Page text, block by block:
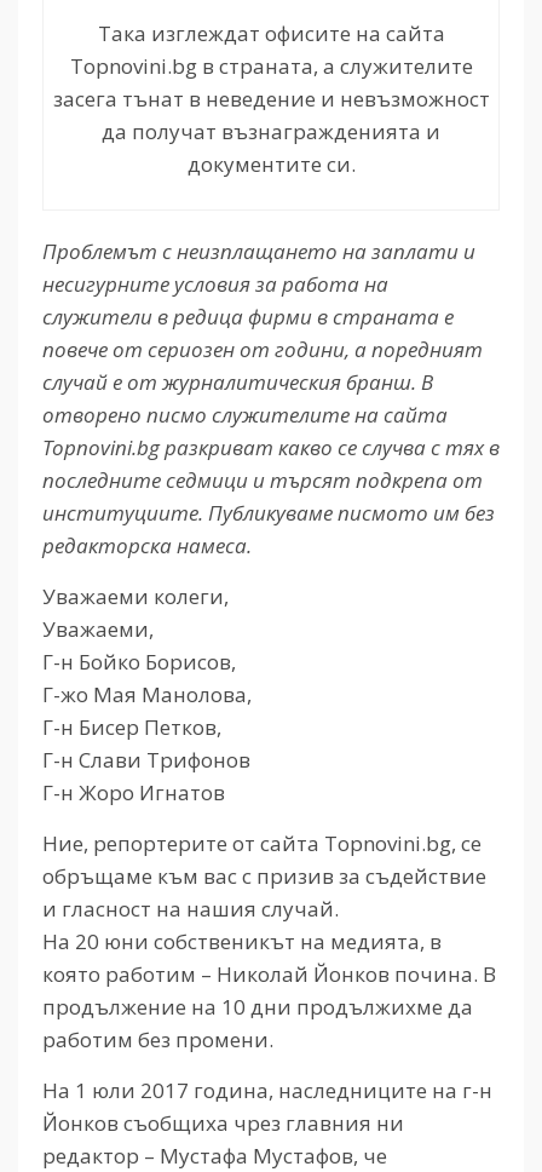
Така изглеждат офисите на сайта
Topnovini.bg в страната, а служителите
засега тънат в неведение и невъзможност
да получат възнагражденията и
документите си.
Проблемът с неизплащането на заплати и
несигурните условия за работа на
служители в редица фирми в страната е
повече от сериозен от години, а поредният
случай е от журналитическия бранш. В
отворено писмо служителите на сайта
Topnovini.bg разкриват какво се случва с тях в
последните седмици и търсят подкрепа от
институциите. Публикуваме писмото им без
редакторска намеса.
Уважаеми колеги,
Уважаеми,
Г-н Бойко Борисов,
Г-жо Мая Манолова,
Г-н Бисер Петков,
Г-н Слави Трифонов
Г-н Жоро Игнатов
Ние, репортерите от сайта Topnovini.bg, се
обръщаме към вас с призив за съдействие
и гласност на нашия случай.
На 20 юни собственикът на медията, в
която работим – Николай Йонков почина. В
продължение на 10 дни продължихме да
работим без промени.
На 1 юли 2017 година, наследниците на г-н
Йонков съобщиха чрез главния ни
редактор – Мустафа Мустафов, че